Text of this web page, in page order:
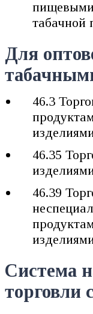
табачной
Для
46.3
46.35
46.39
Система
торговли